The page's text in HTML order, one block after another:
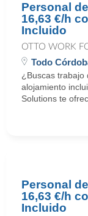
Personal
16,63 €/h
Incluido
OTTO WORK
Todo
¿Buscas trabajo
alojamiento
Solutions te
Personal
16,63 €/h
Incluido